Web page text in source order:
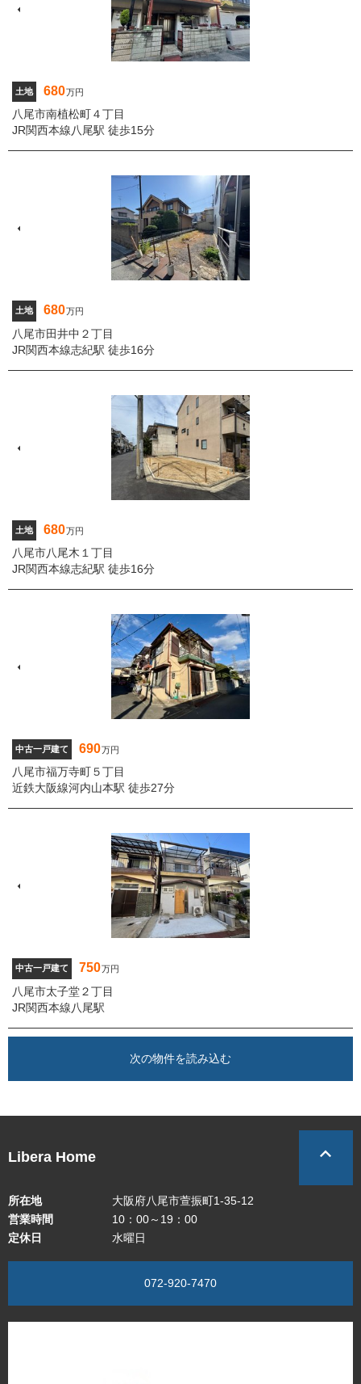
土地 680万円
八尾市南植松町４丁目
JR関西本線八尾駅 徒歩15分
土地 680万円
八尾市田井中２丁目
JR関西本線志紀駅 徒歩16分
土地 680万円
八尾市八尾木１丁目
JR関西本線志紀駅 徒歩16分
中古一戸建て 690万円
八尾市福万寺町５丁目
近鉄大阪線河内山本駅 徒歩27分
中古一戸建て 750万円
八尾市太子堂２丁目
JR関西本線八尾駅
次の物件を読み込む
Libera Home
所在地
大阪府八尾市萱振町1-35-12
営業時間
10：00～19：00
定休日
水曜日
072-920-7470